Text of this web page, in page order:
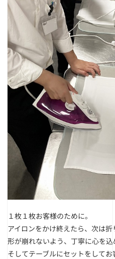
１枚１枚お客様のために。
アイロンをかけ終えたら、次は折
形が崩れないよう、丁寧に心を込
そしてテーブルにセットをして